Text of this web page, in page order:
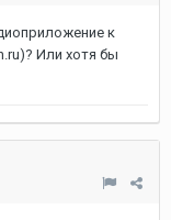
к
Или хотя бы